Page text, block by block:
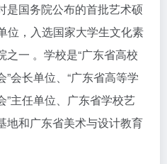
是国务院公布的首批艺术硕
位，入选国家大学生文化素
之一 。学校是“广东省高校
会长单位、“广东省高等学
主任单位、广东省学校艺
地和广东省美术与设计教育